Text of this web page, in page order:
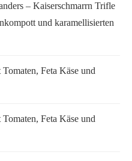
– Kaiserschmarrn Trifle
und karamellisierten
Feta Käse und
Feta Käse und